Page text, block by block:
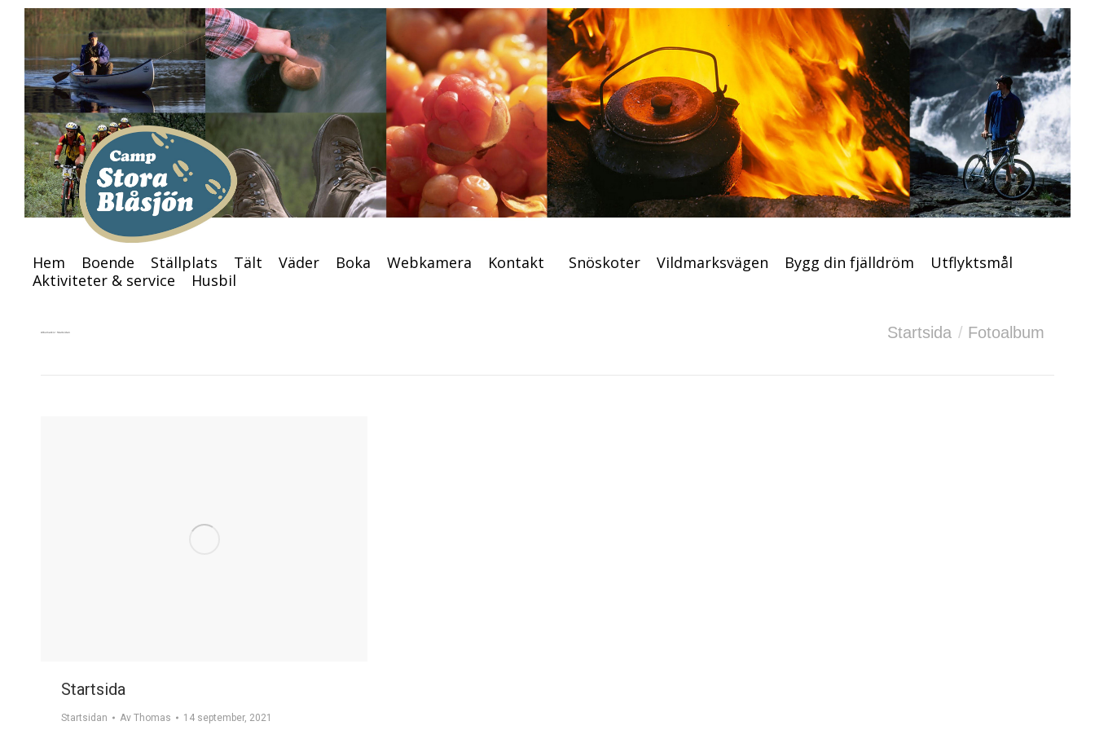
Hem Boende Ställplats Tält Väder Boka Webkamera Kontakt Snöskoter Vildmarksvägen Bygg din fjälldröm
Utflyktsmål
Aktiviteter & service
Husbil
Albumarkiv: Startsidan Du är här:
Startsida Fotoalbum
Startsida
Startsidan Av Thomas 14 september, 2021
Hem Boende Ställplats Tält Väder Boka Webkamera Kontakt Snöskoter Vildmarksvägen
Bygg din fjälldröm
Utflyktsmål
Aktiviteter & service Husbil